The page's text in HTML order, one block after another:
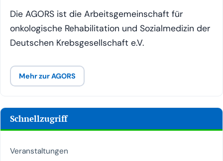
Die AGORS ist die Arbeitsgemeinschaft für
onkologische Rehabilitation und Sozialmedizin der
Deutschen Krebsgesellschaft e.V.
Mehr zur AGORS
Schnellzugriff
Veranstaltungen